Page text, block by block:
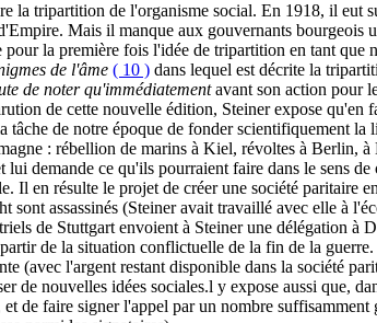
la tripartition de l'organisme social. En 1918, il eut
Mais il manque aux gouvernants bourgeois
la première fois l'idée de tripartition en tant
de l'âme ( 10 ) dans lequel est décrite la
de noter qu'immédiatementavant son action pour
de cette nouvelle édition, Steiner expose
tâche de notre époque de fonder scientifiquement la
: rébellion de marins à Kiel, révoltes à Berlin,
demande ce qu'ils pourraient faire dans le sens
Il en résulte le projet de créer une société paritaire
assassinés (Steiner avait travaillé avec elle à
de Stuttgart envoient à Steiner une délégation à
de la situation conflictuelle de la fin de la guerre.
(avec l'argent restant disponible dans la société
de nouvelles idées sociales.l y expose aussi que,
et de faire signer l'appel par un nombre